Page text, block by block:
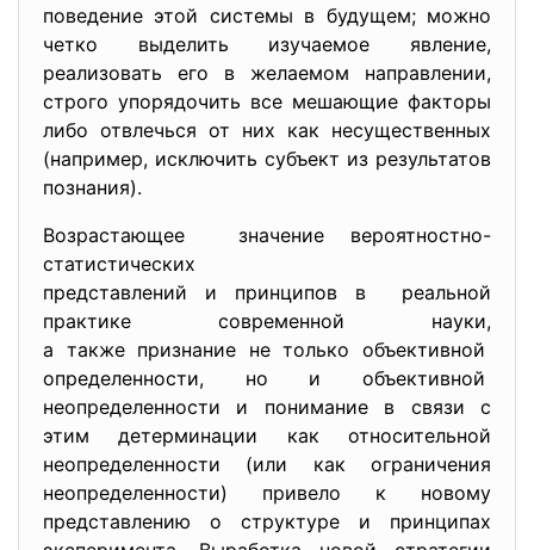
поведение этой системы в будущем; можно
четко выделить изучаемое явление,
реализовать его в желаемом направлении,
строго упорядочить все мешающие факторы
либо отвлечься от них как несущественных
(например, исключить субъект из результатов
познания).
Возрастающее значение вероятностно-
статистических
представлений и принципов в реальной
практике современной науки,
а также признание не только объективной
определенности, но и объективной
неопределенности и понимание в связи с
этим детерминации как относительной
неопределенности (или как ограничения
неопределенности) привело к новому
представлению о структуре и принципах